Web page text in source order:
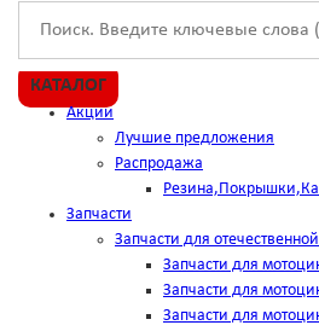
КАТАЛОГ
Акции
Лучшие предложения
Распродажа
Запчасти
Запчасти для
Запчасти для
Запчасти для
Запчасти для